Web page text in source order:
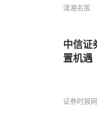
潇湘名医
中信证
置机遇
证券时报网